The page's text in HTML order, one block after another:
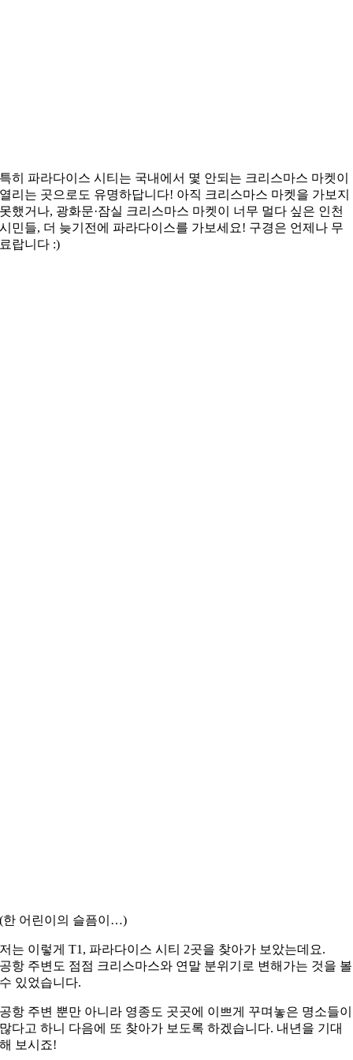
특히 파라다이스 시티는 국내에서 몇 안되는 크리스마스 마켓이
열리는 곳으로도 유명하답니다! 아직 크리스마스 마켓을 가보지
못했거나, 광화문·잠실 크리스마스 마켓이 너무 멀다 싶은 인천
시민들, 더 늦기전에 파라다이스를 가보세요! 구경은 언제나 무
료랍니다 :)
(한 어린이의 슬픔이…)
저는 이렇게 T1, 파라다이스 시티 2곳을 찾아가 보았는데요.
공항 주변도 점점 크리스마스와 연말 분위기로 변해가는 것을 볼
수 있었습니다.
공항 주변 뿐만 아니라 영종도 곳곳에 이쁘게 꾸며놓은 명소들이
많다고 하니 다음에 또 찾아가 보도록 하겠습니다. 내년을 기대
해 보시죠!